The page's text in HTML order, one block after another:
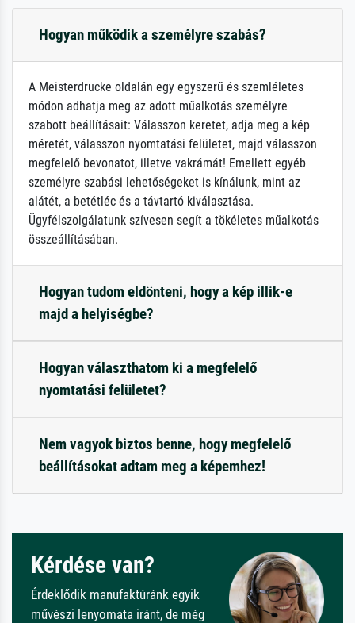
Hogyan működik a személyre szabás?
A Meisterdrucke oldalán egy egyszerű és szemléletes
módon adhatja meg az adott műalkotás személyre
szabott beállításait: Válasszon keretet, adja meg a kép
méretét, válasszon nyomtatási felületet, majd válasszon
megfelelő bevonatot, illetve vakrámát! Emellett egyéb
személyre szabási lehetőségeket is kínálunk, mint az
alátét, a betétléc és a távtartó kiválasztása.
Ügyfélszolgálatunk szívesen segít a tökéletes műalkotás
összeállításában.
Hogyan tudom eldönteni, hogy a kép illik-e
majd a helyiségbe?
Hogyan választhatom ki a megfelelő
nyomtatási felületet?
Nem vagyok biztos benne, hogy megfelelő
beállításokat adtam meg a képemhez!
Kérdése van?
Érdeklődik manufaktúránk egyik
művészi lenyomata iránt, de még